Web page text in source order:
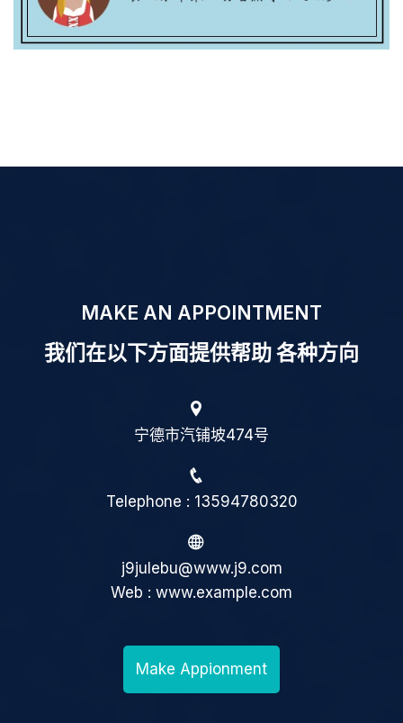
MAKE AN APPOINTMENT
我们在以下方面提供帮助 各种方向
宁德市汽铺坡474号
Telephone : 13594780320
j9julebu@www.j9.com
Web : www.example.com
Make Appionment